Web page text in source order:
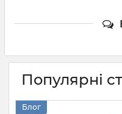
Популярні
Блог